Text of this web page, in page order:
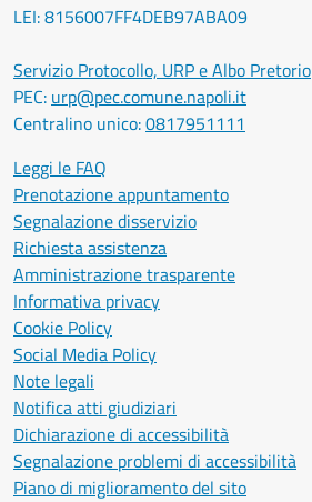
LEI: 8156007FF4DEB97ABA09
Servizio Protocollo, URP e Albo Pretorio
PEC: urp@pec.comune.napoli.it
Centralino unico:0817951111
Leggi le FAQ
Prenotazione appuntamento
Segnalazione disservizio
Richiesta assistenza
Amministrazione trasparente
Informativa privacy
Cookie Policy
Social Media Policy
Note legali
Notifica atti giudiziari
Dichiarazione di accessibilità
Segnalazione problemi di accessibilità
Piano di miglioramento del sito